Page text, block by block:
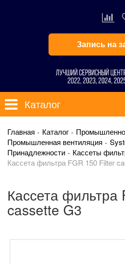
Запись на
Каталог
Главная Каталог
Промышленная вентиляция
Принадлежности
Кассеты
Кассета фильтра FGR 150 Filter
Кассета фильтра
cassette G3